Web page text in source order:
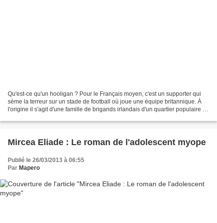
Qu'est-ce qu'un hooligan ? Pour le Français moyen, c'est un supporter qui
sème la terreur sur un stade de football où joue une équipe britannique. À
l'origine il s'agit d'une famille de brigands irlandais d'un quartier populaire de
Mircea Eliade : Le roman de l'adolescent myope
Publié le 26/03/2013 à 06:55
Par Mapero